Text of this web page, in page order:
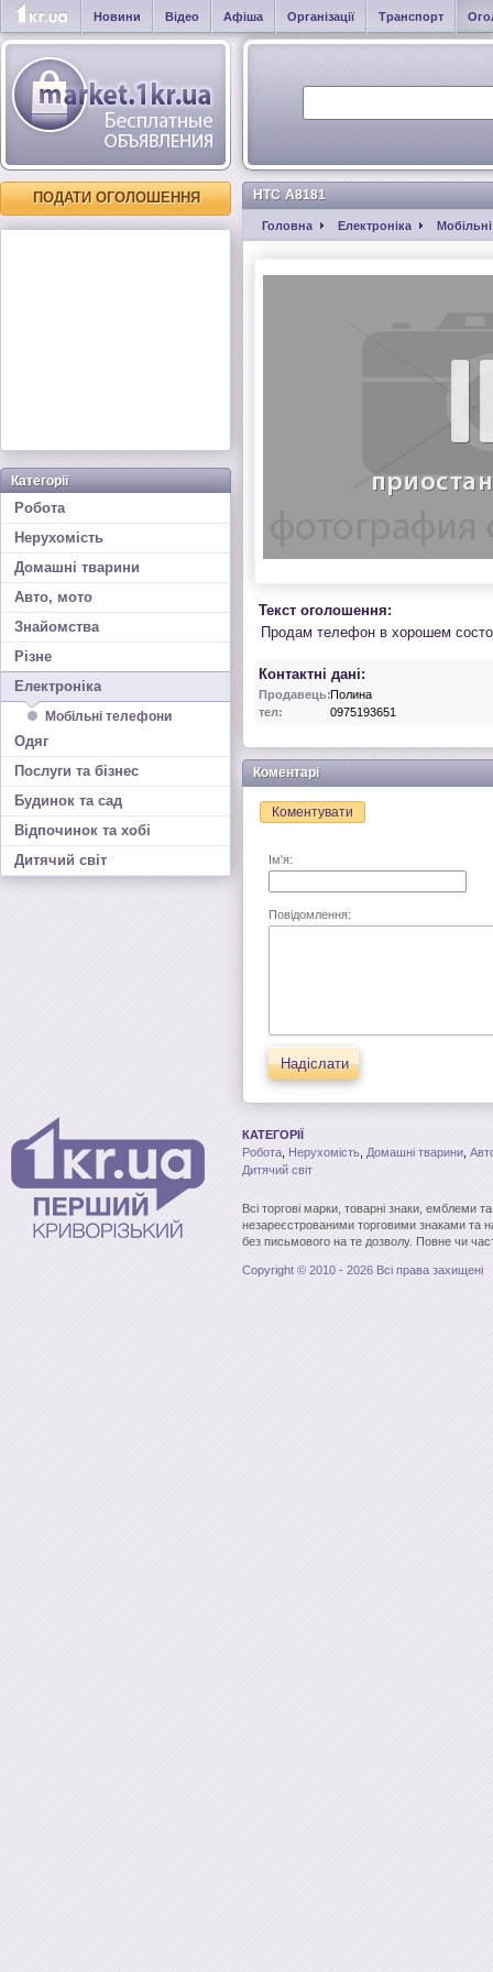
Новини Відео Афіша Організації Транспорт
ПОДАТИ ОГОЛОШЕННЯ
Категорії
Робота
Нерухомість
Домашні тварини
Авто, мото
Знайомства
Різне
Електроніка
Мобільні телефони
Одяг
Послуги та бізнес
Будинок та сад
Відпочинок та хобі
Дитячий світ
HTC A8181
Головна Електроніка
Текст оголошення:
Продам телефон в хорошем
Контактні дані:
Продавець:Полина
тел:
0975193651
Коментарі
Коментувати
Ім'я:
Повідомлення:
Надіслати
КАТЕГОРІЇ
Робота Нерухомість Домашні тварини
Дитячий світ
Всі торгові марки, товарні знаки, емблеми
незареєстрованими торговими знаками та
без письмового на те дозволу. Повне чи
Copyright © 2010 - 2026 Всі права захищені